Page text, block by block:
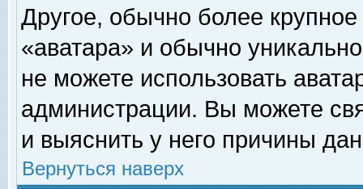
Другое, обычно более
«аватара» и обычно
не можете использовать
администрации. Вы можете
и выяснить у него причины
Вернуться наверх